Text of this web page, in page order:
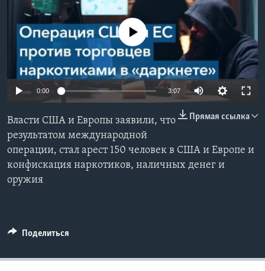
Learning English
СОЦИАЛЬНЫЕ СЕТИ
No media source currently available
0:00 3:07
Прямая ссылка
Власти США и Европы заявили, что
результатом международной
операции, стал арест 150 человек в США и Европе и
конфискация наркотиков, наличных денег и
оружия
Поделиться